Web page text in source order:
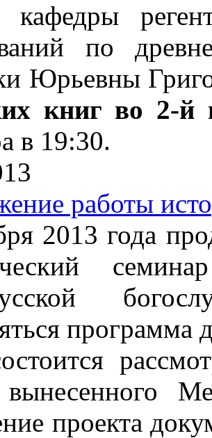
кафедры
по
Юрьевны
книг во 2-
в 19:30.
работы
2013 года
проекта